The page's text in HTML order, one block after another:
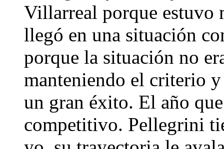
Villarreal porque estuvo
llegó en una situación
porque la situación no
manteniendo el criterio
un gran éxito. El año
competitivo. Pellegrini